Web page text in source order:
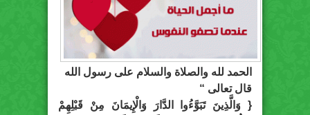
الحمد لله والصلاة والسلام على رسول الله
قال تعالى “
{ وَالَّذِينَ تَبَوَّءُوا الدَّارَ وَالْإِيمَانَ مِنْ قَبْلِهِمْ